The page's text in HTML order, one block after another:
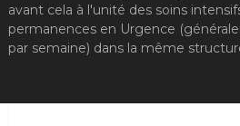
avant cela à l'unité des soins
permanences en Urgence
par semaine) dans la même